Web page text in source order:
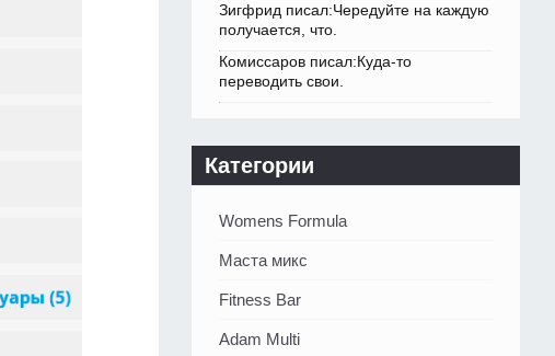
Зигфрид писал:Чередуйте на каждую
получается, что.
Комиссаров писал:Куда-то
переводить свои.
Категории
Womens Formula
Маста микс
Fitness Bar
Adam Multi